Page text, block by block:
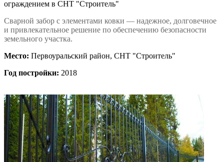
ограждением в СНТ "Строитель"
Сварной забор с элементами ковки — надежное, долговечное
и привлекательное решение по обеспечению безопасности
земельного участка.
Место: Первоуральский район, СНТ "Строитель"
Год постройки: 2018